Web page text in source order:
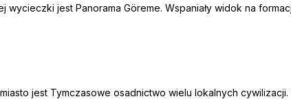
wycieczki jest Panorama Göreme. Wspaniały widok na
jest Tymczasowe osadnictwo wielu lokalnych